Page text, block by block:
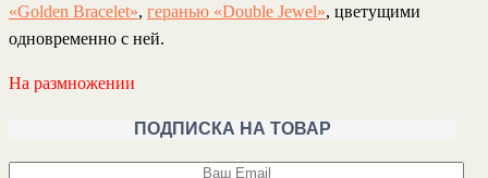
«Golden Bracelet», геранью «Double Jewel», цветущими
одновременно с ней.
На размножении
ПОДПИСКА НА ТОВАР